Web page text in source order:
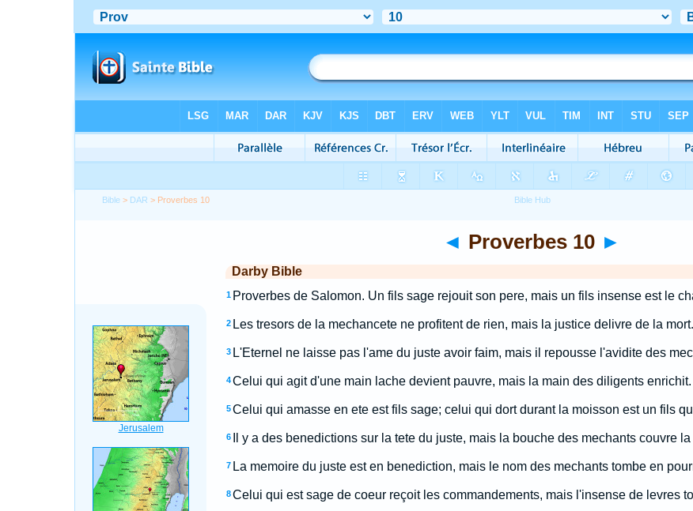
Bible > DAR > Proverbes 10
◄ Proverbes 10 ►
Darby Bible
1 Proverbes de Salomon. Un fils sage rejouit son pere, mais un fils insense est le
2 Les tresors de la mechancete ne profitent de rien, mais la justice delivre de la mort.
3 L'Eternel ne laisse pas l'ame du juste avoir faim, mais il repousse l'avidite des
4 Celui qui agit d'une main lache devient pauvre, mais la main des diligents enrichit.
5 Celui qui amasse en ete est fils sage; celui qui dort durant la moisson est un fils
6 Il y a des benedictions sur la tete du juste, mais la bouche des mechants couvre
7 La memoire du juste est en benediction, mais le nom des mechants tombe en
8 Celui qui est sage de coeur reçoit les commandements, mais l'insense de levres